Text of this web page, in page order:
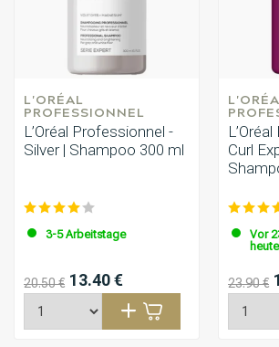
L'ORÉAL
PROFESSIONNEL
L’Oréal Professionnel -
Silver | Shampoo 300 ml
3-5 Arbeitstage
20.50 € 13.40 €
Curl
Vor
23.90 €